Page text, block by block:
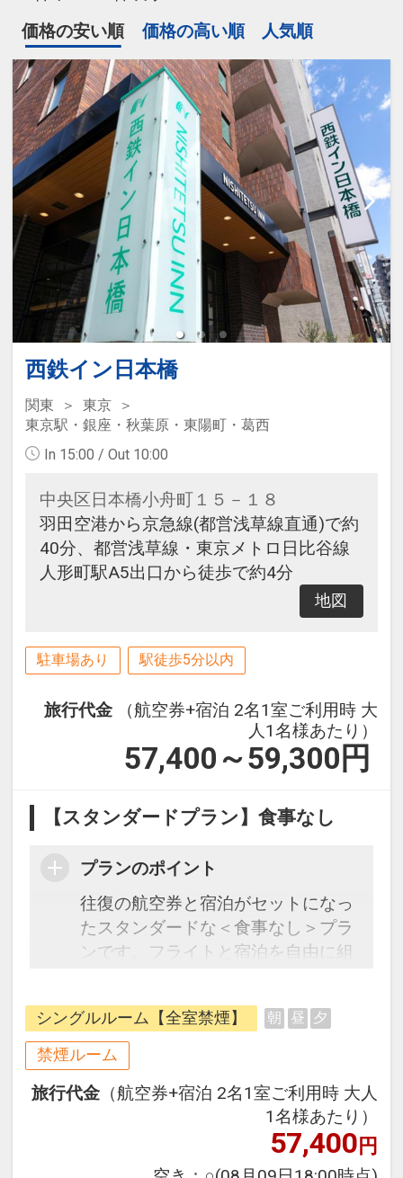
価格の安い順
価格の高い順 人気順
西鉄イン日本橋
関東
東京
東京駅・銀座・秋葉原・東陽町・葛西
In 15:00 / Out 10:00
中央区日本橋小舟町１５－１８
羽田空港から京急線(都営浅草線直通)で約
40分、都営浅草線・東京メトロ日比谷線
人形町駅A5出口から徒歩で約4分
地図
駐車場あり 駅徒歩5分以内
旅行代金
（航空券+宿泊 2名1室ご利用時 大
人1名様あたり）
57,400～59,300 円
【スタンダードプラン】食事なし
プランのポイント
往復の航空券と宿泊がセットになっ
たスタンダードな＜食事なし＞プラ
ンです。フライトと宿泊を自由に組
ージだから、一都市滞在はもちろん
周遊旅行にも最適！
旅行期間中の1泊だけの宿泊や延
泊・飛び泊なども自由自在です。
フライトは、安心のJAL（または
JALグループ）確約！フライトマイ
オプションでレンタカーや現地交
シングルルーム【全室禁煙】 朝 昼 夕
禁煙ルーム
旅行代金 （航空券+宿泊 2名1室ご利用時 大人
1名様あたり）
57,400円